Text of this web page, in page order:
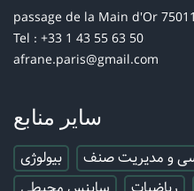
Tel : +33 1 43 55 63 50
afrane.paris@gmail.com
سایر منابع
و مدیریت صنف
بیولوژی